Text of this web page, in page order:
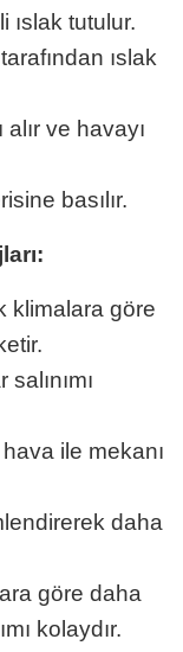
ıslak tutulur.
ıslak
ve havayı
basılır.
klimalara göre
ile mekanı
daha
göre daha
kolaydır.